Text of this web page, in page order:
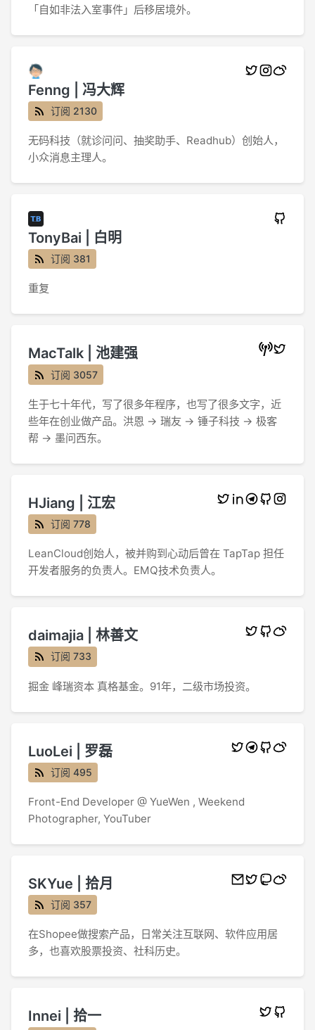
「自如非法入室事件」后移居境外。
Fenng | 冯大辉
订阅 2130
无码科技（就诊问问、抽奖助手、Readhub）创始人，
小众消息主理人。
TonyBai | 白明
订阅 381
重复
MacTalk | 池建强
订阅 3057
生于七十年代，写了很多年程序，也写了很多文字，近
些年在创业做产品。洪恩 → 瑞友 → 锤子科技 → 极客
帮 → 墨问西东。
HJiang | 江宏
订阅 778
LeanCloud创始人，被并购到心动后曾在 TapTap 担任
开发者服务的负责人。EMQ技术负责人。
daimajia | 林善文
订阅 733
掘金 峰瑞资本 真格基金。91年，二级市场投资。
LuoLei | 罗磊
订阅 495
Front-End Developer @ YueWen , Weekend
Photographer, YouTuber
SKYue | 拾月
订阅 357
在Shopee做搜索产品，日常关注互联网、软件应用居
多，也喜欢股票投资、社科历史。
Innei | 拾一